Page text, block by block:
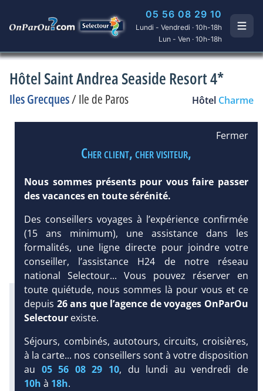
05 56 08 29 10
Lundi - Vendredi · 10h-18h
Lun - Ven · 10h-18h
Hôtel Saint Andrea Seaside Resort 4*
Iles Grecques/Ile de Paros Hôtel Charme
DEMANDE
D’INFORMATIONS
DEVIS /
Infos météo :
27 °C
97 mm
24 °C
Infos plages :
Dist.
500 m
Long.
400 m
Équipement :
56
Tx :4 % Tx :32 %
Fermer
Cher client, cher visiteur,
Nous sommes présents pour vous faire passer
des vacances en toute sérénité.
Des conseillers voyages à l’expérience confirmée
(15 ans minimum), une assistance dans les
formalités, une ligne directe pour joindre votre
conseiller, l’assistance H24 de notre réseau
national Selectour... Vous pouvez réserver en
toute quiétude, nous sommes là pour vous et ce
depuis 26 ans que l’agence de voyages OnParOu
Selectour existe.
Séjours, combinés, autotours, circuits, croisières,
à la carte... nos conseillers sont à votre disposition
au 05 56 08 29 10, du lundi au vendredi de
10h à 18h.